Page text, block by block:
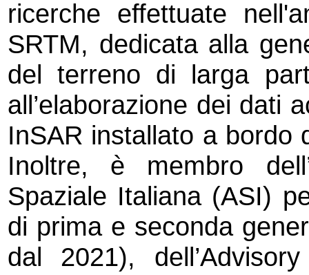
ricerche effettuate
SRTM, dedicata alla
del terreno di larga
all’elaborazione dei dati
InSAR installato a bordo
Inoltre, è membro
Spaziale Italiana (ASI)
di prima e seconda
dal 2021),